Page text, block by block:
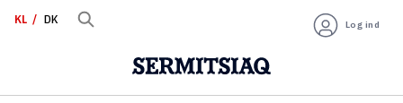
KL DK Log ind